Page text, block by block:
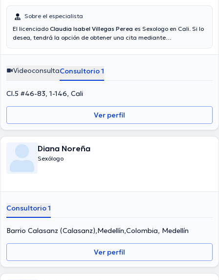
Sobre el especialista
El licenciado Claudia Isabel Villegas Perea es Sexologo en Cali. Si lo
desea, tendrá la opción de obtener una cita mediante
Isabel Villegas Perea es de $190000.
VideoconsultaConsultorio 1
Cl.5 #46-83, 1-146, Cali
Ver perfil
Diana Noreña
Sexólogo
Consultorio 1
Barrio Calasanz (Calasanz),Medellín,Colombia, Medellín
Ver perfil